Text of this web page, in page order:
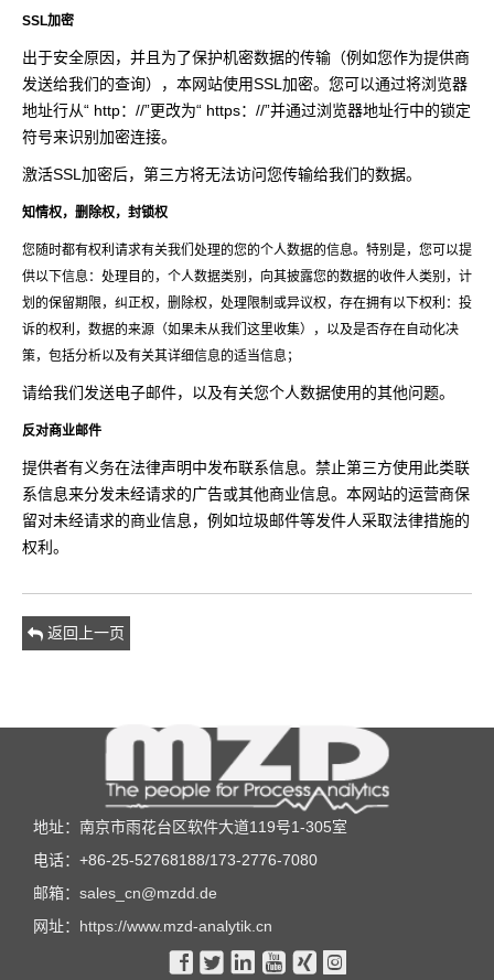
SSL加密
出于安全原因，并且为了保护机密数据的传输（例如您作为提供商
发送给我们的查询），本网站使用SSL加密。您可以通过将浏览器
地址行从“ http：//”更改为“ https：//”并通过浏览器地址行中的锁定
符号来识别加密连接。
激活SSL加密后，第三方将无法访问您传输给我们的数据。
知情权，删除权，封锁权
您随时都有权利请求有关我们处理的您的个人数据的信息。特别是，您可以提
供以下信息：处理目的，个人数据类别，向其披露您的数据的收件人类别，计
划的保留期限，纠正权，删除权，处理限制或异议权，存在拥有以下权利：投
诉的权利，数据的来源（如果未从我们这里收集），以及是否存在自动化决
策，包括分析以及有关其详细信息的适当信息；
请给我们发送电子邮件，以及有关您个人数据使用的其他问题。
反对商业邮件
提供者有义务在法律声明中发布联系信息。禁止第三方使用此类联
系信息来分发未经请求的广告或其他商业信息。本网站的运营商保
留对未经请求的商业信息，例如垃圾邮件等发件人采取法律措施的
权利。
返回上一页
地址：南京市雨花台区软件大道119号1-305室
电话：+86-25-52768188/173-2776-7080
邮箱： sales_cn@mzdd.de
网址： https://www.mzd-analytik.cn
     